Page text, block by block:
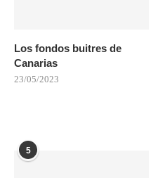
Los fondos buitres de
Canarias
23/05/2023
5